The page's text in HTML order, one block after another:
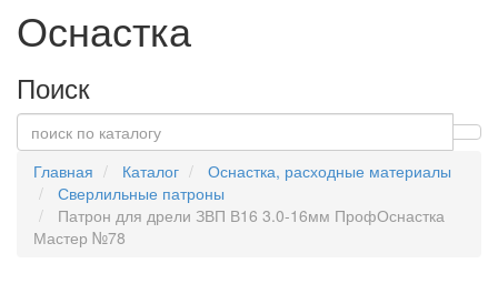
Оснастка
Поиск
Главная Каталог
Оснастка, расходные материалы
Сверлильные патроны
Патрон для дрели ЗВП В16 3.0-16мм ПрофОснастка
Мастер №78